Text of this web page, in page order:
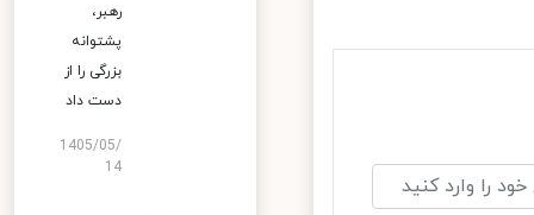
رهبر،
پشتوانه
بزرگی را از
دست داد
1405/05/
14